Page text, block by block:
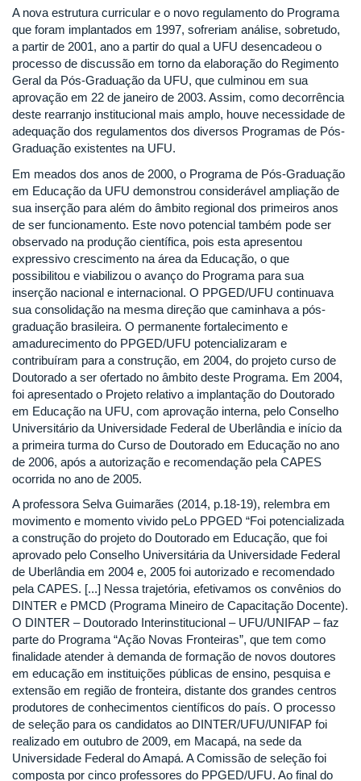
A nova estrutura curricular e o novo regulamento do Programa
que foram implantados em 1997, sofreriam análise, sobretudo,
a partir de 2001, ano a partir do qual a UFU desencadeou o
processo de discussão em torno da elaboração do Regimento
Geral da Pós-Graduação da UFU, que culminou em sua
aprovação em 22 de janeiro de 2003. Assim, como decorrência
deste rearranjo institucional mais amplo, houve necessidade de
adequação dos regulamentos dos diversos Programas de Pós-
Graduação existentes na UFU.
Em meados dos anos de 2000, o Programa de Pós-Graduação
em Educação da UFU demonstrou considerável ampliação de
sua inserção para além do âmbito regional dos primeiros anos
de ser funcionamento. Este novo potencial também pode ser
observado na produção científica, pois esta apresentou
expressivo crescimento na área da Educação, o que
possibilitou e viabilizou o avanço do Programa para sua
inserção nacional e internacional. O PPGED/UFU continuava
sua consolidação na mesma direção que caminhava a pós-
graduação brasileira. O permanente fortalecimento e
amadurecimento do PPGED/UFU potencializaram e
contribuíram para a construção, em 2004, do projeto curso de
Doutorado a ser ofertado no âmbito deste Programa. Em 2004,
foi apresentado o Projeto relativo a implantação do Doutorado
em Educação na UFU, com aprovação interna, pelo Conselho
Universitário da Universidade Federal de Uberlândia e início da
a primeira turma do Curso de Doutorado em Educação no ano
de 2006, após a autorização e recomendação pela CAPES
ocorrida no ano de 2005.
A professora Selva Guimarães (2014, p.18-19), relembra em
movimento e momento vivido peLo PPGED “Foi potencializada
a construção do projeto do Doutorado em Educação, que foi
aprovado pelo Conselho Universitária da Universidade Federal
de Uberlândia em 2004 e, 2005 foi autorizado e recomendado
pela CAPES. [...] Nessa trajetória, efetivamos os convênios do
DINTER e PMCD (Programa Mineiro de Capacitação Docente).
O DINTER – Doutorado Interinstitucional – UFU/UNIFAP – faz
parte do Programa “Ação Novas Fronteiras”, que tem como
finalidade atender à demanda de formação de novos doutores
em educação em instituições públicas de ensino, pesquisa e
extensão em região de fronteira, distante dos grandes centros
produtores de conhecimentos científicos do país. O processo
de seleção para os candidatos ao DINTER/UFU/UNIFAP foi
realizado em outubro de 2009, em Macapá, na sede da
Universidade Federal do Amapá. A Comissão de seleção foi
composta por cinco professores do PPGED/UFU. Ao final do